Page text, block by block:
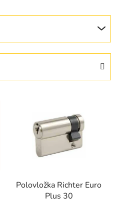
Polovložka Richter Euro
Plus 30